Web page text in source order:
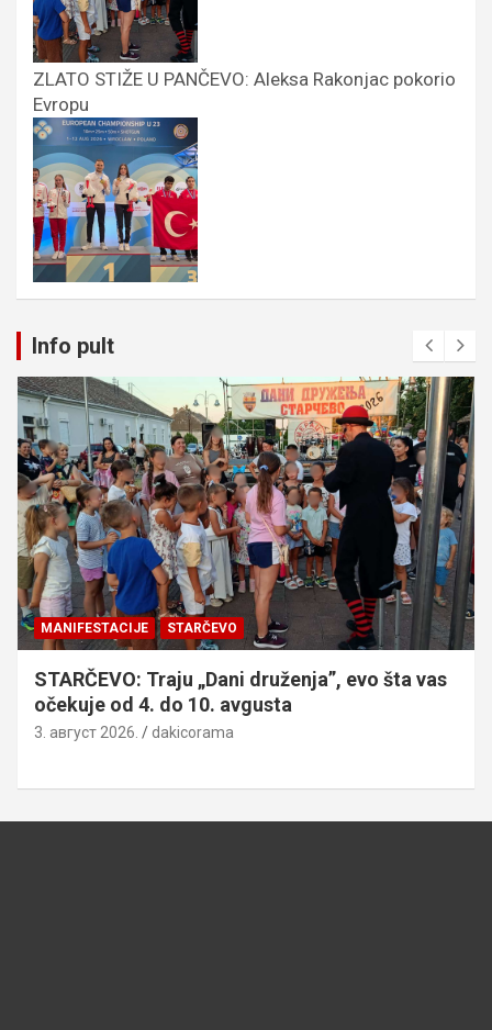
ZLATO STIŽE U PANČEVO: Aleksa Rakonjac pokorio
Evropu
Info pult
MANIFESTACIJE STARČEVO
STARČEVO: Traju „Dani druženja”, evo šta vas
očekuje od 4. do 10. avgusta
3. август 2026. dakicorama